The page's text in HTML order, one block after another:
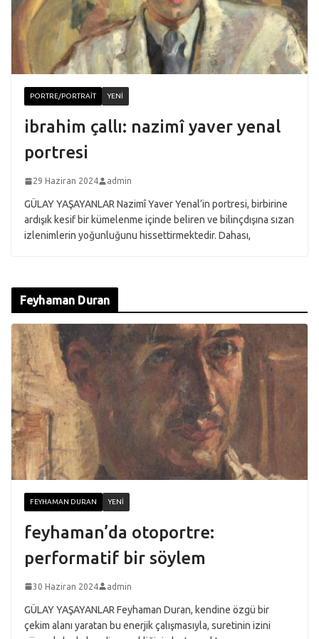
PORTRE/PORTRAIT YENI
ibrahim çallı: nazimî yaver yenal
portresi
29 Haziran 2024 admin
GÜLAY YAŞAYANLAR Nazimî Yaver Yenal’in portresi, birbirine
ardışık kesif bir kümelenme içinde beliren ve bilinçdışına sızan
izlenimlerin yoğunluğunu hissettirmektedir. Dahası,
Feyhaman Duran
FEYHAMAN DURAN YENI
feyhaman’da otoportre:
performatif bir söylem
30 Haziran 2024 admin
GÜLAY YAŞAYANLAR Feyhaman Duran, kendine özgü bir
çekim alanı yaratan bu enerjik çalışmasıyla, suretinin izini